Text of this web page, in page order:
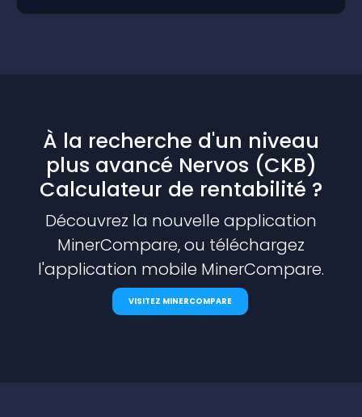
À la recherche d'un niveau
plus avancé Nervos (CKB)
Calculateur de rentabilité ?
Découvrez la nouvelle application
MinerCompare, ou téléchargez
l'application mobile MinerCompare.
VISITEZ MINERCOMPARE